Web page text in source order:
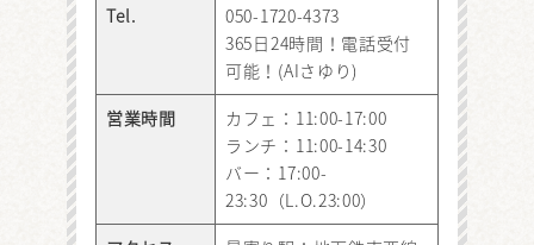
Tel.
050-1720-4373
365日24時間！電話受付
可能！(AIさゆり)
営業時間
カフェ：11:00-17:00
ランチ：11:00-14:30
バー：17:00-
23:30（L.O.23:00）